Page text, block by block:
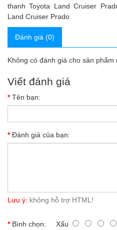
thanh Toyota Land Cruiser
Land Cruiser Prado
Đánh giá (0)
Không có đánh giá cho sản phẩm
Viết đánh giá
Tên bạn:
Đánh giá của bạn:
Lưu ý: không hỗ trợ HTML!
Bình chọn: Xấu